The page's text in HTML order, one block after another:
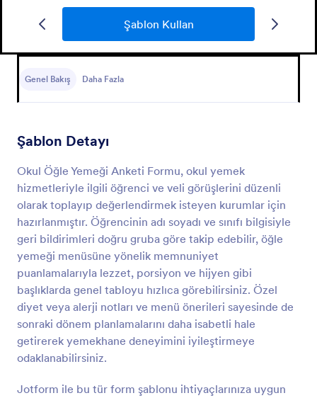
Şablon Kullan
Genel Bakış Daha Fazla
Şablon Detayı
Okul Öğle Yemeği Anketi Formu, okul yemek
hizmetleriyle ilgili öğrenci ve veli görüşlerini düzenli
olarak toplayıp değerlendirmek isteyen kurumlar için
hazırlanmıştır. Öğrencinin adı soyadı ve sınıfı bilgisiyle
geri bildirimleri doğru gruba göre takip edebilir, öğle
yemeği menüsüne yönelik memnuniyet
puanlamalarıyla lezzet, porsiyon ve hijyen gibi
başlıklarda genel tabloyu hızlıca görebilirsiniz. Özel
diyet veya alerji notları ve menü önerileri sayesinde de
sonraki dönem planlamalarını daha isabetli hale
getirerek yemekhane deneyimini iyileştirmeye
odaklanabilirsiniz.
Jotform ile bu tür form şablonu ihtiyaçlarınıza uygun
Öğretmenler ve okul danışmanları için ücretsiz anket
Go to Category:
Okul Anketleri
Şablon Kullan
Önizleme